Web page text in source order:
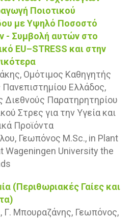
Ποιοτικού
με Υψηλό Ποσοστό
- Συμβολή αυτών στο
EU–STRESS και στην
Ομότιμος Καθηγητής
Πανεπιστημίου Ελλάδος,
Διεθνούς Παρατηρητηρίου
Στρες για την Υγεία και
Προϊόντα
Γεωπόνος M.Sc., in Plant
Wageningen University the
(Περιθωριακές Γαίες και
Γ. Μπουραζάνης, Γεωπόνος,